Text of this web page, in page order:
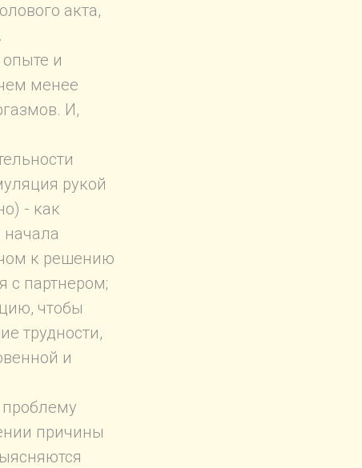
акта,
и
менее
И,
рукой
- как
начала
к решению
с партнером;
чтобы
трудности,
и
проблему
причины